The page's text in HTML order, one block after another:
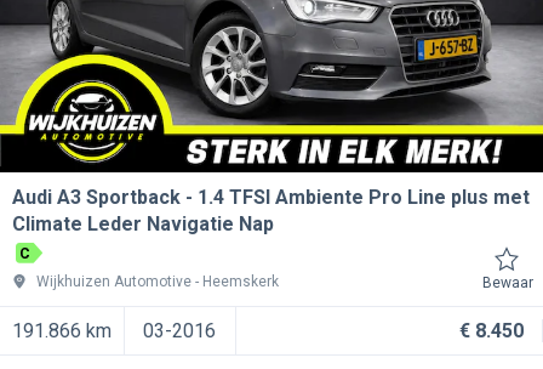
Audi A3 Sportback
1.4 TFSI Ambiente Pro Line plus met
Climate Leder Navigatie Nap
C
Wijkhuizen Automotive
Heemskerk Bewaar
191.866 km 03-2016 € 8.450